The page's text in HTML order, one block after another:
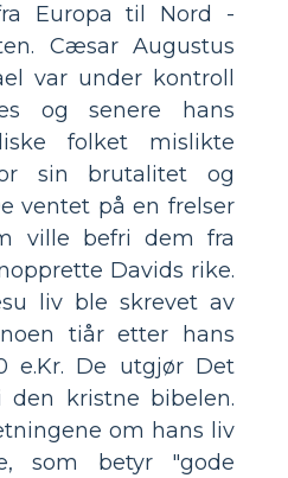
Europa til Nord -
Cæsar Augustus
var under kontroll
og senere hans
folket mislikte
sin brutalitet og
ventet på en frelser
ville befri dem fra
Davids rike.
liv ble skrevet av
tiår etter hans
e.Kr. De utgjør Det
kristne bibelen.
om hans liv
som betyr "gode